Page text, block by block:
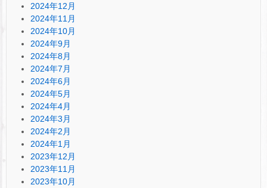
2024年12月
2024年11月
2024年10月
2024年9月
2024年8月
2024年7月
2024年6月
2024年5月
2024年4月
2024年3月
2024年2月
2024年1月
2023年12月
2023年11月
2023年10月